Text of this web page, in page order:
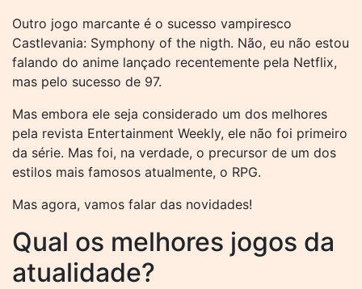
Outro jogo marcante é o sucesso vampiresco
Castlevania: Symphony of the nigth. Não, eu não estou
falando do anime lançado recentemente pela Netflix,
mas pelo sucesso de 97.
Mas embora ele seja considerado um dos melhores
pela revista Entertainment Weekly, ele não foi primeiro
da série. Mas foi, na verdade, o precursor de um dos
estilos mais famosos atualmente, o RPG.
Mas agora, vamos falar das novidades!
Qual os melhores jogos da
atualidade?